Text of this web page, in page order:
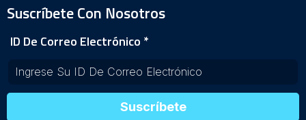
Suscríbete Con Nosotros
ID De Correo Electrónico *
Suscríbete